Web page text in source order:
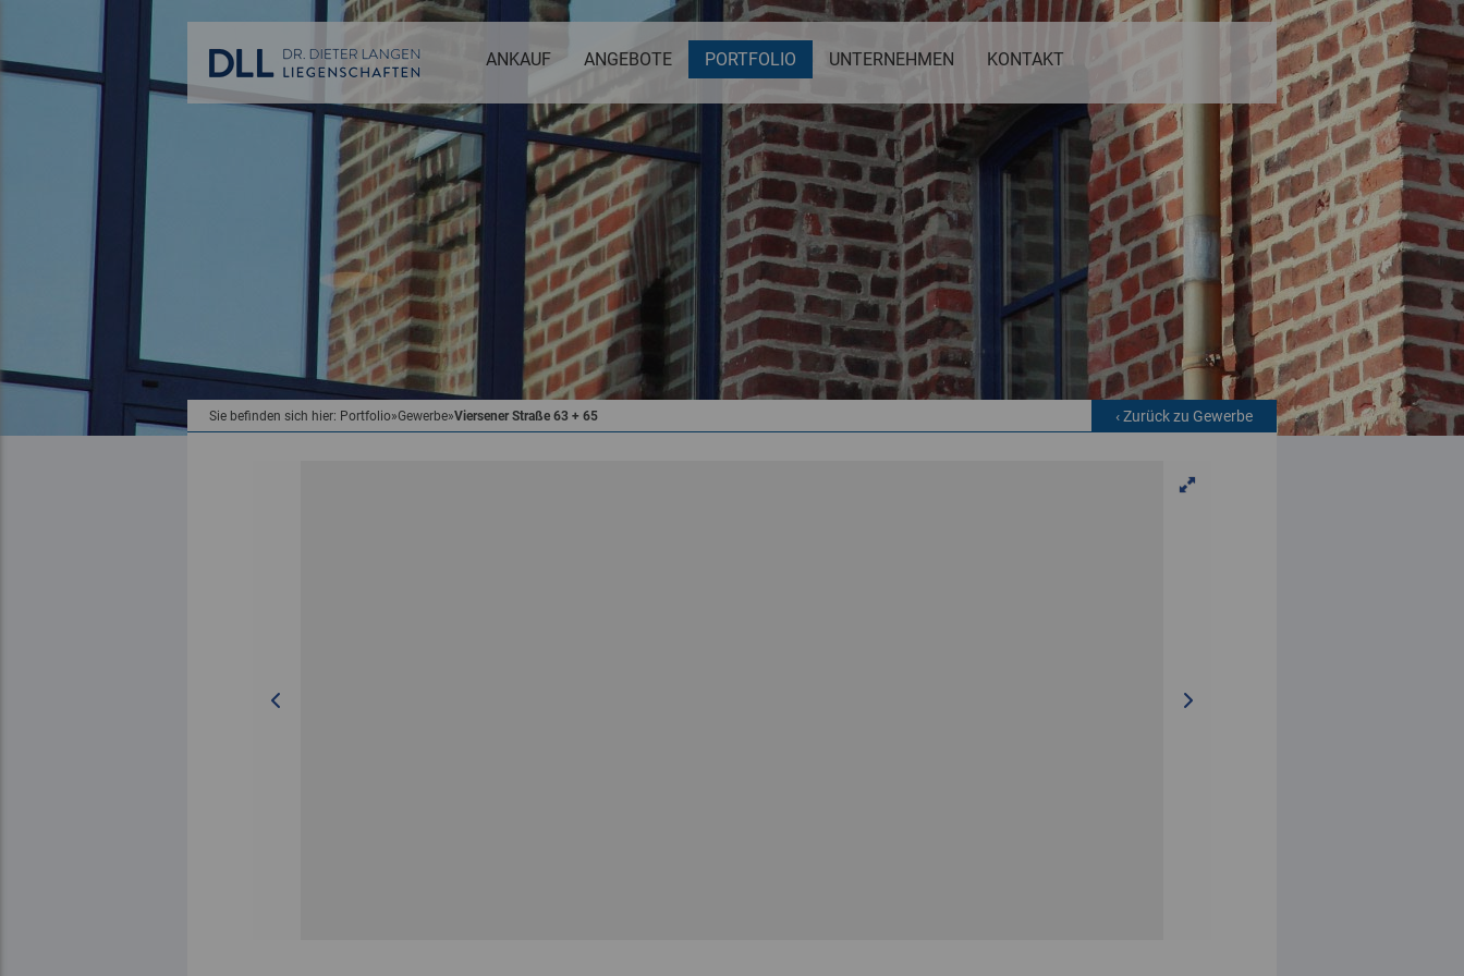
ANKAUF ANGEBOTE PORTFOLIO UNTERNEHMEN KONTAKT
Sie befinden sich hier: Portfolio»Gewerbe»Viersener Straße 63 + 65 ‹ Zurück zu Gewerbe